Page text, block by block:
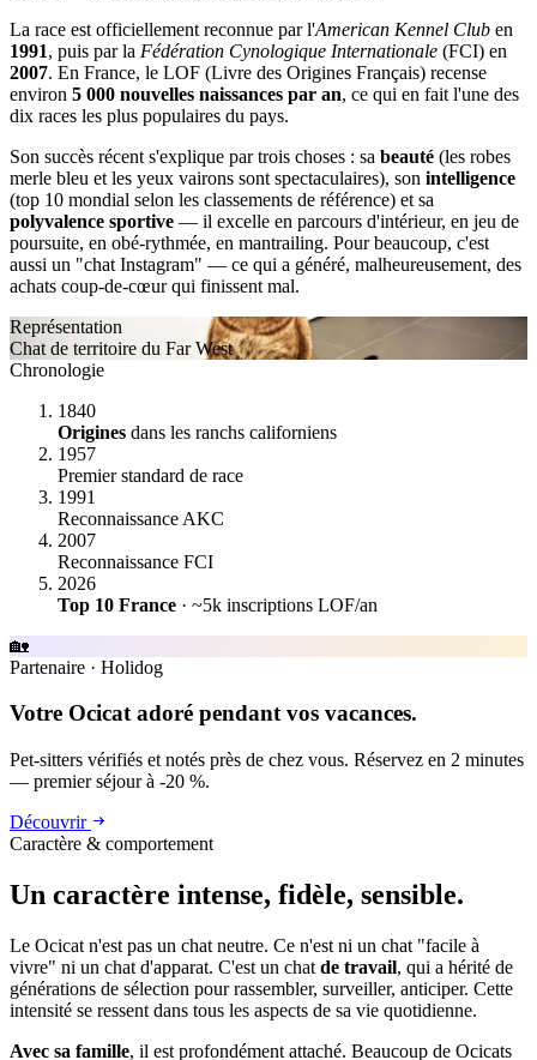
La race est officiellement reconnue par l'American Kennel Club en
1991, puis par la Fédération Cynologique Internationale (FCI) en
2007. En France, le LOF (Livre des Origines Français) recense
environ 5 000 nouvelles naissances par an, ce qui en fait l'une des
dix races les plus populaires du pays.
Son succès récent s'explique par trois choses : sa beauté (les robes
merle bleu et les yeux vairons sont spectaculaires), son intelligence
(top 10 mondial selon les classements de référence) et sa
polyvalence sportive — il excelle en parcours d'intérieur, en jeu de
poursuite, en obé-rythmée, en mantrailing. Pour beaucoup, c'est
aussi un "chat Instagram" — ce qui a généré, malheureusement, des
achats coup-de-cœur qui finissent mal.
Représentation
Chat de territoire du Far West
Chronologie
1840
Origines dans les ranchs californiens
1957
Premier standard de race
1991
Reconnaissance AKC
2007
Reconnaissance FCI
2026
Top 10 France · ~5k inscriptions LOF/an
🏡
Partenaire · Holidog
Votre Ocicat adoré pendant vos vacances.
Pet-sitters vérifiés et notés près de chez vous. Réservez en 2 minutes
— premier séjour à -20 %.
Découvrir
Caractère & comportement
Un caractère intense, fidèle, sensible.
Le Ocicat n'est pas un chat neutre. Ce n'est ni un chat "facile à
vivre" ni un chat d'apparat. C'est un chat de travail, qui a hérité de
générations de sélection pour rassembler, surveiller, anticiper. Cette
intensité se ressent dans tous les aspects de sa vie quotidienne.
Avec sa famille, il est profondément attaché. Beaucoup de Ocicats